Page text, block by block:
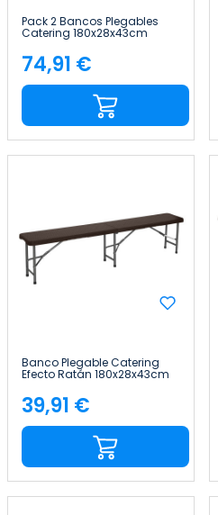
Pack 2 Bancos Plegables
Catering 180x28x43cm
Thinia Home
Precio
74,91 €
Banco Plegable Catering
Efecto Ratán 180x28x43cm
Precio
39,91 €